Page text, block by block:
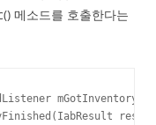
메소드를 호출한다는